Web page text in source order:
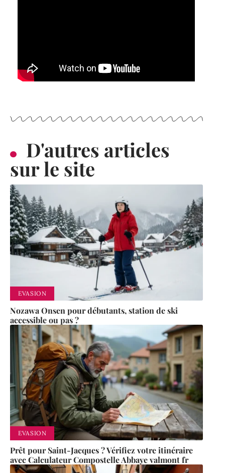
D'autres articles
sur le site
EVASION
Nozawa Onsen pour débutants, station de ski
accessible ou pas ?
EVASION
Prêt pour Saint-Jacques ? Vérifiez votre itinéraire
avec Calculateur Compostelle Abbaye valmont fr